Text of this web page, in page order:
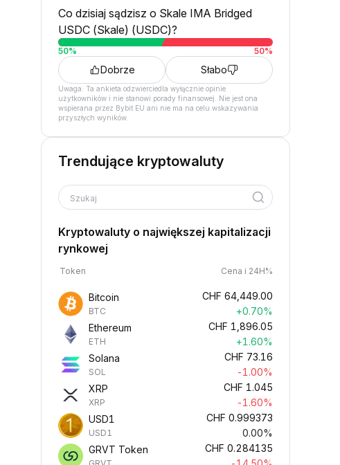
Co dzisiaj sądzisz o Skale IMA Bridged
USDC (Skale) (USDC)?
50% 50%
Dobrze Słabo
Uwaga: Ta ankieta odzwierciedla wyłącznie opinie
użytkowników i nie stanowi porady finansowej. Nie jest ona
wspierana przez Bybit EU ani nie ma na celu wskazywania
przyszłych wyników.
Trendujące kryptowaluty
Szukaj
Kryptowaluty o największej kapitalizacji
rynkowej
Token Cena i 24H%
Bitcoin
BTC
CHF 64,449.00
+0.70%
Ethereum
ETH
CHF 1,896.05
+1.60%
Solana
SOL
CHF 73.16
-1.00%
XRP
XRP
CHF 1.045
-1.60%
USD1
USD1
CHF 0.999373
0.00%
GRVT Token
CHF 0.284135